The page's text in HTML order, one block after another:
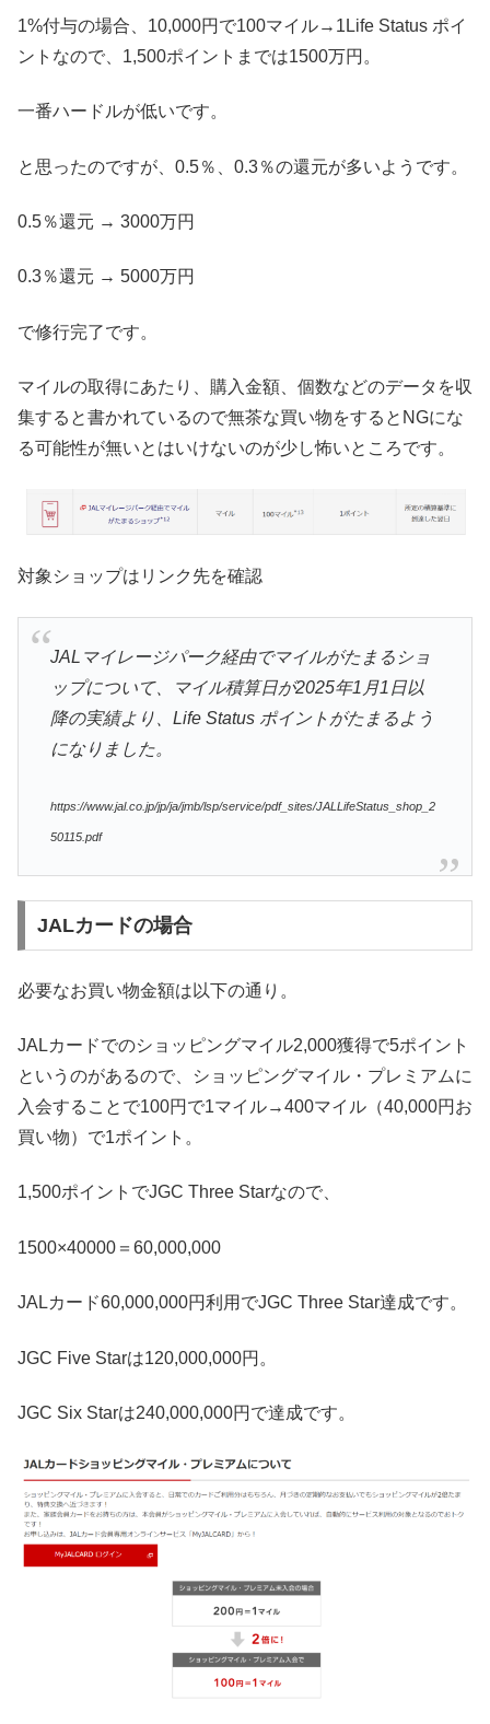
1%付与の場合、10,000円で100マイル→1Life Status ポイ
ントなので、1,500ポイントまでは1500万円。
一番ハードルが低いです。
と思ったのですが、0.5％、0.3％の還元が多いようです。
0.5％還元 → 3000万円
0.3％還元 → 5000万円
で修行完了です。
マイルの取得にあたり、購入金額、個数などのデータを収
集すると書かれているので無茶な買い物をするとNGにな
る可能性が無いとはいけないのが少し怖いところです。
対象ショップはリンク先を確認
JALマイレージパーク経由でマイルがたまるショ
ップについて、マイル積算日が2025年1月1日以
降の実績より、Life Status ポイントがたまるよう
になりました。
https://www.jal.co.jp/jp/ja/jmb/lsp/service/pdf_sites/JALLifeStatus_shop_2
50115.pdf
JALカードの場合
必要なお買い物金額は以下の通り。
JALカードでのショッピングマイル2,000獲得で5ポイント
というのがあるので、ショッピングマイル・プレミアムに
入会することで100円で1マイル→400マイル（40,000円お
買い物）で1ポイント。
1,500ポイントでJGC Three Starなので、
1500×40000＝60,000,000
JALカード60,000,000円利用でJGC Three Star達成です。
JGC Five Starは120,000,000円。
JGC Six Starは240,000,000円で達成です。